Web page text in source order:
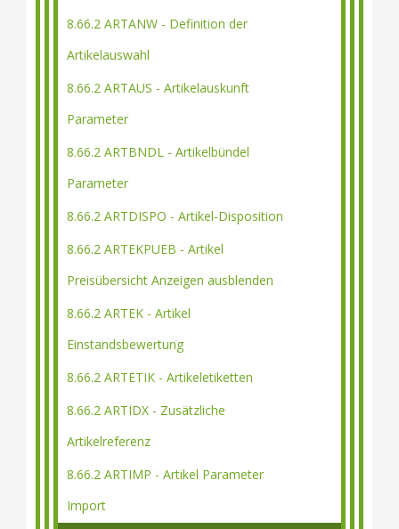
8.66.2 ARTANW - Definition der
Artikelauswahl
8.66.2 ARTAUS - Artikelauskunft
Parameter
8.66.2 ARTBNDL - Artikelbündel
Parameter
8.66.2 ARTDISPO - Artikel-Disposition
8.66.2 ARTEKPUEB - Artikel
Preisübersicht Anzeigen ausblenden
8.66.2 ARTEK - Artikel
Einstandsbewertung
8.66.2 ARTETIK - Artikeletiketten
8.66.2 ARTIDX - Zusätzliche
Artikelreferenz
8.66.2 ARTIMP - Artikel Parameter
Import